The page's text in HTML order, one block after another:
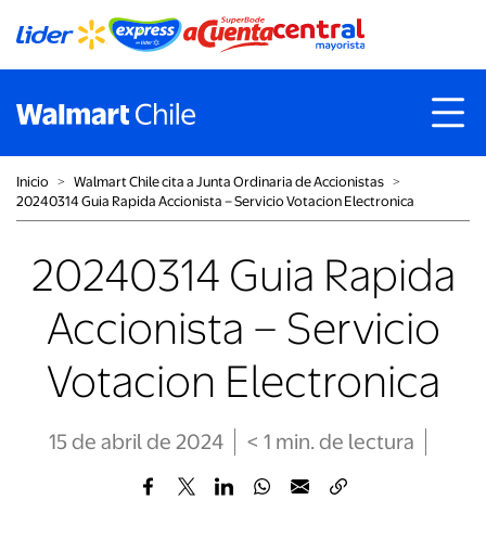
Inicio ˃ Walmart Chile cita a Junta Ordinaria de Accionistas ˃
20240314 Guia Rapida Accionista – Servicio Votacion Electronica
20240314 Guia Rapida
Accionista – Servicio
Votacion Electronica
15 de abril de 2024 < 1 min. de lectura